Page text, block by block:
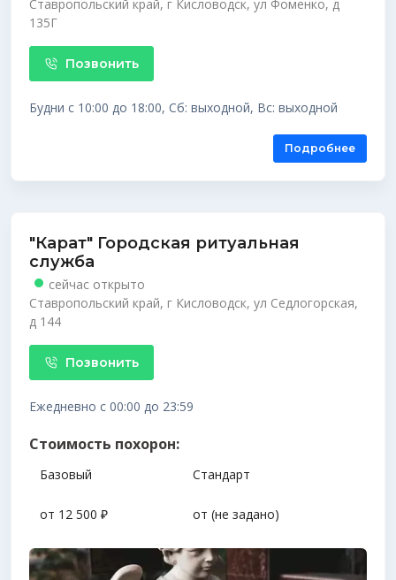
Ставропольский край, г Кисловодск, ул Фоменко, д
135Г
Позвонить
Будни с 10:00 до 18:00, Сб: выходной, Вс: выходной
Подробнее
"Карат" Городская ритуальная
служба
сейчас открыто
Ставропольский край, г Кисловодск, ул Седлогорская,
д 144
Позвонить
Ежедневно с 00:00 до 23:59
Стоимость похорон:
Базовый Стандарт
от 12 500 ₽ от (не задано)